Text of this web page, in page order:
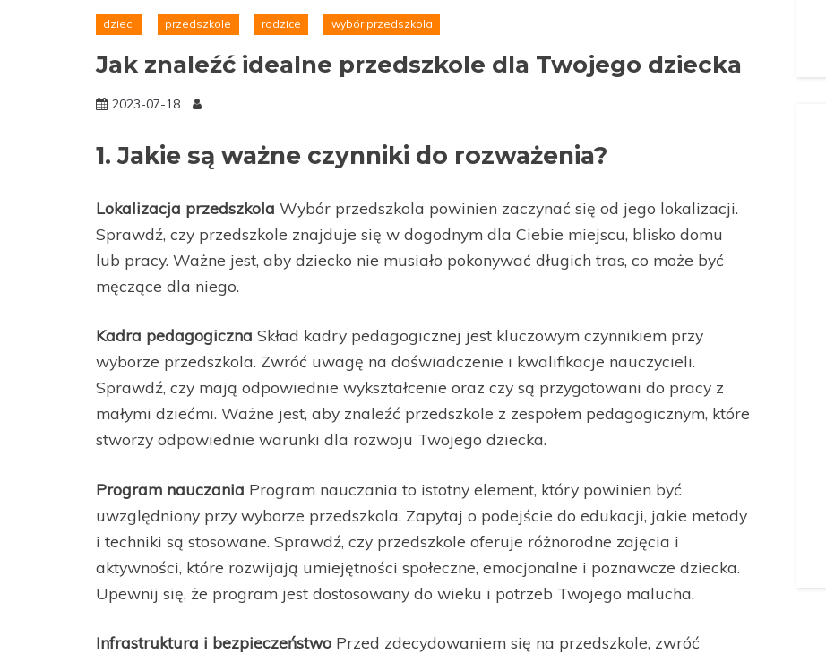
dzieci przedszkole rodzice wybór przedszkola
Jak znaleźć idealne przedszkole dla Twojego dziecka
2023-07-18
1. Jakie są ważne czynniki do rozważenia?
Lokalizacja przedszkola Wybór przedszkola powinien zaczynać się od jego lokalizacji.
Sprawdź, czy przedszkole znajduje się w dogodnym dla Ciebie miejscu, blisko domu
lub pracy. Ważne jest, aby dziecko nie musiało pokonywać długich tras, co może być
męczące dla niego.
Kadra pedagogiczna Skład kadry pedagogicznej jest kluczowym czynnikiem przy
wyborze przedszkola. Zwróć uwagę na doświadczenie i kwalifikacje nauczycieli.
Sprawdź, czy mają odpowiednie wykształcenie oraz czy są przygotowani do pracy z
małymi dziećmi. Ważne jest, aby znaleźć przedszkole z zespołem pedagogicznym, które
stworzy odpowiednie warunki dla rozwoju Twojego dziecka.
Program nauczania Program nauczania to istotny element, który powinien być
uwzględniony przy wyborze przedszkola. Zapytaj o podejście do edukacji, jakie metody
i techniki są stosowane. Sprawdź, czy przedszkole oferuje różnorodne zajęcia i
aktywności, które rozwijają umiejętności społeczne, emocjonalne i poznawcze dziecka.
Upewnij się, że program jest dostosowany do wieku i potrzeb Twojego malucha.
Infrastruktura i bezpieczeństwo Przed zdecydowaniem się na przedszkole, zwróć